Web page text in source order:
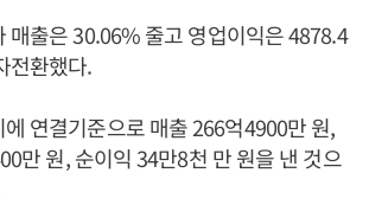
매출은 30.06% 줄고 영업이익은 4878.4
전환했다.
연결기준으로 매출 266억4900만 원,
만 원, 순이익 34만8천 만 원을 낸 것으